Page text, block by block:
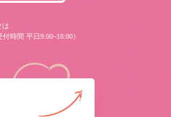
は
時間 平日9:00~18:00）